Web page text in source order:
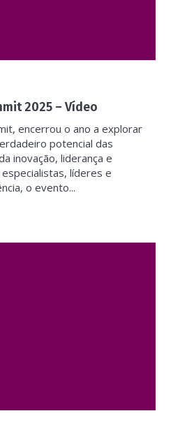
2025 – Vídeo
encerrou o ano a explorar
potencial das
inovação, liderança e
líderes e
o evento...